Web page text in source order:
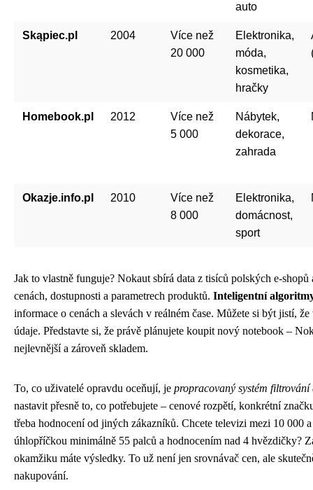
auto
Skąpiec.pl 2004
Více než
20 000
Elektronika,
móda,
kosmetika,
hračky
Homebook.pl 2012
Více než
5 000
Nábytek,
dekorace,
zahrada
Okazje.info.pl 2010
Více než
8 000
Elektronika,
domácnost,
sport
Jak to vlastně funguje? Nokaut sbírá data z tisíců polských e-
cenách, dostupnosti a parametrech produktů. Inteligentní
informace o cenách a slevách v reálném čase. Můžete si být jistí,
údaje. Představte si, že právě plánujete koupit nový notebook –
nejlevnější a zároveň skladem.
To, co uživatelé opravdu oceňují, je propracovaný systém filtrování
nastavit přesně to, co potřebujete – cenové rozpětí, konkrétní
třeba hodnocení od jiných zákazníků. Chcete televizi mezi 10 000
úhlopříčkou minimálně 55 palců a hodnocením nad 4 hvězdičky?
okamžiku máte výsledky. To už není jen srovnávač cen, ale
nakupování.